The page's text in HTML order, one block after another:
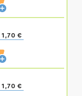
1,70 €
1,70 €